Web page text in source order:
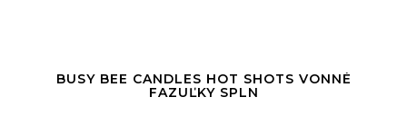
BUSY BEE CANDLES HOT SHOTS VONNÉ
FAZUĽKY SPLN